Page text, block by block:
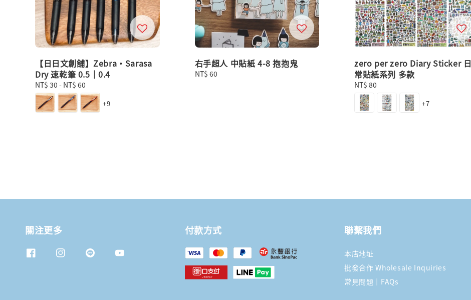
【日日文創舖】Zebra・Sarasa
Dry 速乾筆 0.5｜0.4
Regular
price
NT$ 30 - NT$ 60
+9
右手超人 中貼紙 4-8 抱抱鬼
Regular
NT$ 60
zero per zero Diary Sticker 日
常貼紙系列 多款
Regular
price
NT$ 80
+7
關注更多 付款方式 聯繫我們
本店地址
批發合作 Wholesale Inquiries
常見問題｜FAQs